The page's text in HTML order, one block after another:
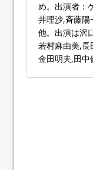
め。出演者：
井理沙,斉藤
他。出演は沢
若村麻由美,長
金田明夫,田中